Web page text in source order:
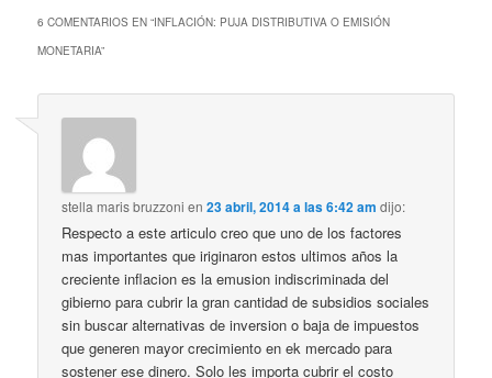
6 COMENTARIOS EN “INFLACIÓN: PUJA DISTRIBUTIVA O EMISIÓN
MONETARIA”
stella maris bruzzoni en23 abril, 2014 a las 6:42 am dijo:
Respecto a este articulo creo que uno de los factores
mas importantes que iriginaron estos ultimos años la
creciente inflacion es la emusion indiscriminada del
gibierno para cubrir la gran cantidad de subsidios sociales
sin buscar alternativas de inversion o baja de impuestos
que generen mayor crecimiento en ek mercado para
sostener ese dinero. Solo les importa cubrir el costo